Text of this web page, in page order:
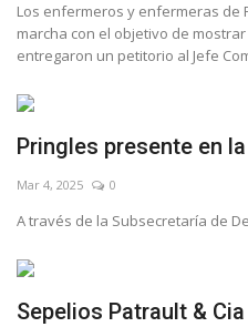
Los enfermeros y enfermeras de
marcha con el objetivo de
entregaron un petitorio al Jefe
Pringles presente en
Mar 4, 2025 0
A través de la Subsecretaría de
Sepelios Patrault &